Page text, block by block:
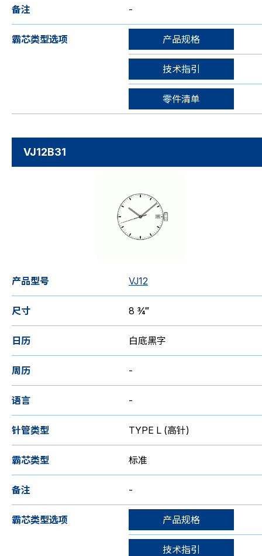
备注 -
霸芯类型选项 产品规格
技术指引
零件清单
VJ12B31
产品型号 VJ12
尺寸 8 ¾‴
日历 白底黑字
周历 -
语言 -
针管类型 TYPE L (高针)
霸芯类型 标准
备注 -
霸芯类型选项 产品规格
技术指引